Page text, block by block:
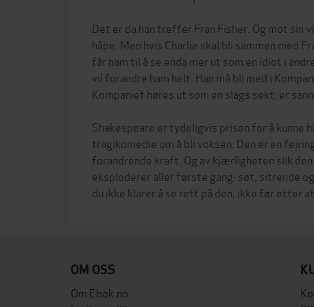
Det er da han treffer Fran Fisher. Og mot sin
håpe. Men hvis Charlie skal bli sammen med
får ham til å se enda mer ut som en idiot i
vil forandre ham helt. Han må bli med i
Kompaniet høres ut som en slags sekt, er
Shakespeare er tydeligvis prisen for å kunne
tragikomedie om å bli voksen. Den er en
forandrende kraft. Og av kjærligheten slik den
eksploderer aller første gang: søt, sitrende
OM OSS
Om Ebok.no